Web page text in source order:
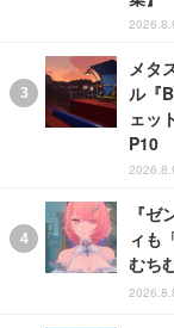
メタ
ル『
ェッ
P10
『
ィも
むち